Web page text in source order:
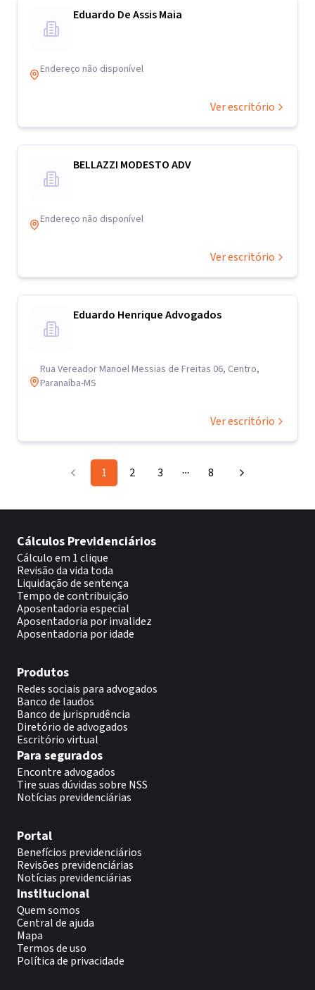
Eduardo De Assis Maia
Endereço não disponível
Ver escritório
BELLAZZI MODESTO ADV
Endereço não disponível
Ver escritório
Eduardo Henrique Advogados
Rua Vereador Manoel Messias de Freitas 06, Centro,
Paranaíba-MS
Ver escritório
1 2 3 More pages
8
Cálculos Previdenciários
Cálculo em 1 clique
Revisão da vida toda
Liquidação de sentença
Tempo de contribuição
Aposentadoria especial
Aposentadoria por invalidez
Aposentadoria por idade
Produtos
Redes sociais para advogados
Banco de laudos
Banco de jurisprudência
Diretório de advogados
Escritório virtual
Para segurados
Encontre advogados
Tire suas dúvidas sobre NSS
Notícias previdenciárias
Portal
Benefícios previdenciários
Revisões previdenciárias
Notícias previdenciárias
Institucional
Quem somos
Central de ajuda
Mapa
Termos de uso
Política de privacidade